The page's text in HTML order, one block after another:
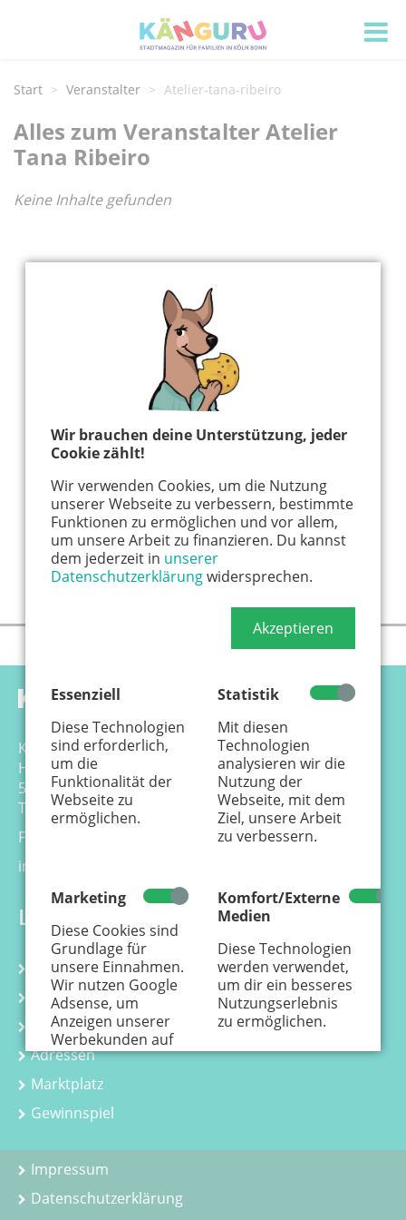
Wir brauchen deine Unterstützung, jeder
Cookie zählt!
Wir verwenden Cookies, um die Nutzung
unserer Webseite zu verbessern, bestimmte
Funktionen zu ermöglichen und vor allem,
um unsere Arbeit zu finanzieren. Du kannst
dem jederzeit in unserer
Datenschutzerklärungwidersprechen.
Akzeptieren
Essenziell
Diese Technologien
sind erforderlich,
um die
Funktionalität der
Webseite zu
ermöglichen.
Statistik
Mit diesen
Technologien
analysieren wir die
Nutzung der
Webseite, mit dem
Ziel, unsere Arbeit
zu verbessern.
Marketing
Diese Cookies sind
Grundlage für
unsere Einnahmen.
Wir nutzen Google
Adsense, um
Anzeigen unserer
Werbekunden auf
der Webseite
einzustellen.
erfährst Du, wie
personenbezogene
von Anzeigen
Komfort/Externe
Medien
Diese Technologien
werden verwendet,
um dir ein besseres
Nutzungserlebnis
zu ermöglichen.
Start Veranstalter Atelier-tana-ribeiro
Alles zum Veranstalter Atelier
Tana Ribeiro
Keine Inhalte gefunden
Känguru Colonia Verlag GmbH
Hansemannstr. 17-21
50823 Köln
Tel. 0221 - 99 88 21 - 0
Fax 0221 - 99 88 21 - 99
info@kaenguru-online.de
Links
Kalender
Kurse
Kindergeburtstag
Adressen
Marktplatz
Gewinnspiel
Impressum
Datenschutzerklärung